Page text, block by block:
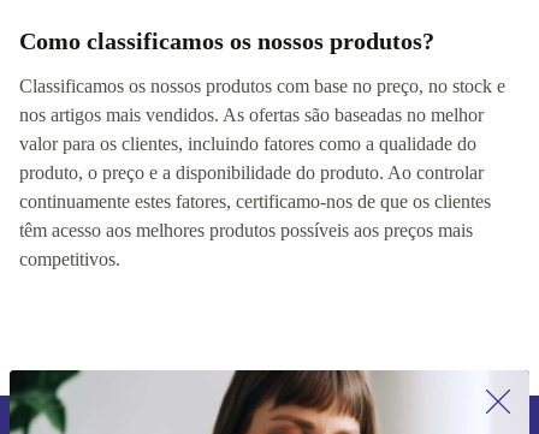
Como classificamos os nossos produtos?
Classificamos os nossos produtos com base no preço, no stock e
nos artigos mais vendidos. As ofertas são baseadas no melhor
valor para os clientes, incluindo fatores como a qualidade do
produto, o preço e a disponibilidade do produto. Ao controlar
continuamente estes fatores, certificamo-nos de que os clientes
têm acesso aos melhores produtos possíveis aos preços mais
competitivos.